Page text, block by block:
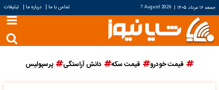
جمعه ۱۶ مرداد ۱۴۰۵ |
7 August 2026 تماس با ما | درباره ما | تبلیغات
قیمت خودرو قیمت سکه دانش آراستگی پرسپولیس